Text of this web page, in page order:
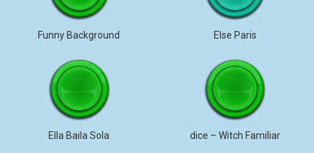
Funny Background Else Paris
Ella Baila Sola dice – Witch Familiar